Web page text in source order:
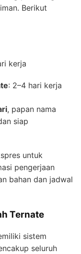
Berikut
kerja
: 2–4 hari kerja
, papan nama
siap
untuk
pengerjaan
bahan dan jadwal
Ternate
sistem
seluruh